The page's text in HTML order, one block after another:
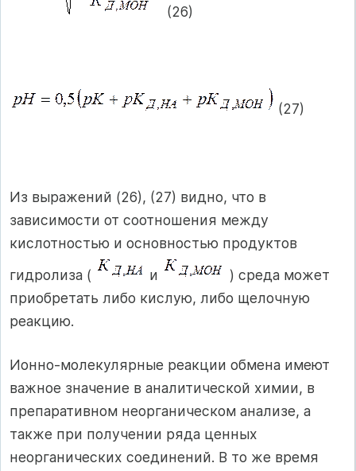
(26)
(27)
Из выражений (26), (27) видно, что в
зависимости от соотношения между
кислотностью и основностью продуктов
гидролиза (
и
) среда может
приобретать либо кислую, либо щелочную
реакцию.
Ионно-молекулярные реакции обмена имеют
важное значение в аналитической химии, в
препаративном неорганическом анализе, а
также при получении ряда ценных
неорганических соединений. В то же время